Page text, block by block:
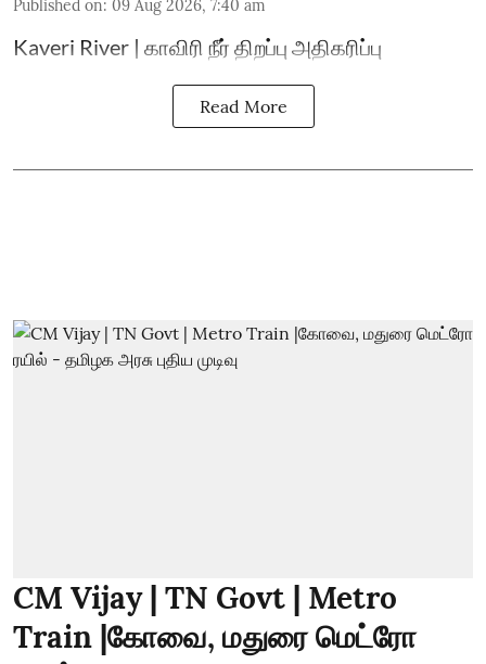
Published on: 09 Aug 2026, 7:40 am
Kaveri River | காவிரி நீர் திறப்பு அதிகரிப்பு
Read More
CM Vijay | TN Govt | Metro
Train |கோவை, மதுரை மெட்ரோ